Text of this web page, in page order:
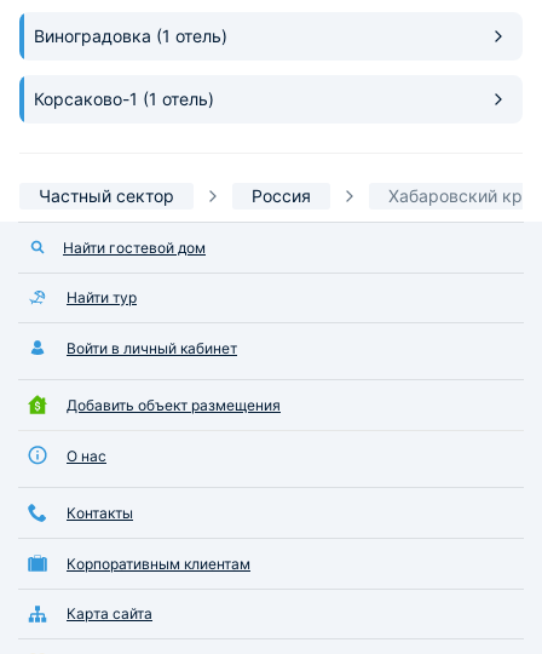
Виноградовка (1 отель)
Корсаково-1 (1 отель)
Частный сектор Россия Хабаровский край
Найти гостевой дом
Найти тур
Войти в личный кабинет
Добавить объект размещения
О нас
Контакты
Корпоративным клиентам
Карта сайта